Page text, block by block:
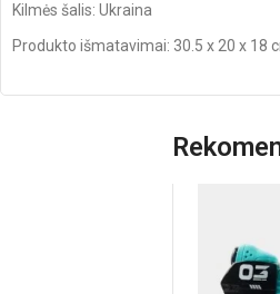
Kilmės šalis: Ukraina
Produkto išmatavimai: 30.5 x 20 x 18
Rekomenduojamas amžius: nuo 1